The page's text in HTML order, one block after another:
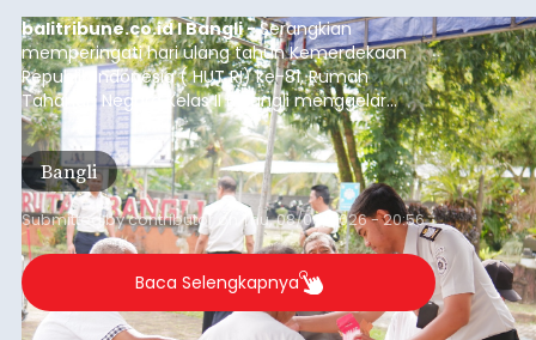
balitribune.co.id I Bangli -Serangkian
memperingati hari ulang tahun Kemerdekaan
Republik Indonesia ( HUT RI) ke-81, Rumah
Tahanan Negara Kelas II B Bangli menggelar
kegiatan pemeriksaan kesehatan gratis, Rabu
(6/8/2026).
Bangli
Submitted bycontributor Thu, 08/06/2026 - 20:56
Baca Selengkapnya